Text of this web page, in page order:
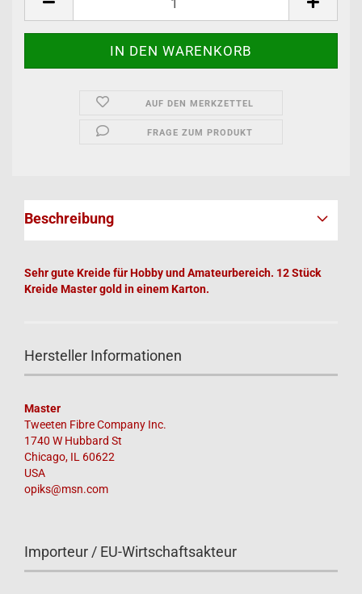
AUF DEN MERKZETTEL
FRAGE ZUM PRODUKT
Beschreibung
Sehr gute Kreide für Hobby und Amateurbereich. 12 Stück
Kreide Master gold in einem Karton.
Hersteller Informationen
Master
Tweeten Fibre Company Inc.
1740 W Hubbard St
Chicago, IL 60622
USA
opiks@msn.com
Importeur / EU-Wirtschaftsakteur